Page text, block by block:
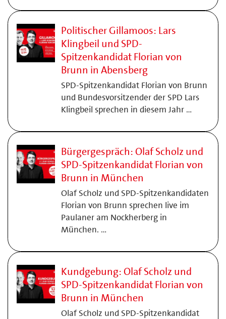
Politischer Gillamoos: Lars
Klingbeil und SPD-
Spitzenkandidat Florian von
Brunn in Abensberg
SPD-Spitzenkandidat Florian von Brunn
und Bundesvorsitzender der SPD Lars
Klingbeil sprechen in diesem Jahr …
Bürgergespräch: Olaf Scholz und
SPD-Spitzenkandidat Florian von
Brunn in München
Olaf Scholz und SPD-Spitzenkandidaten
Florian von Brunn sprechen live im
Paulaner am Nockherberg in
München. …
Kundgebung: Olaf Scholz und
SPD-Spitzenkandidat Florian von
Brunn in München
Olaf Scholz und SPD-Spitzenkandidat